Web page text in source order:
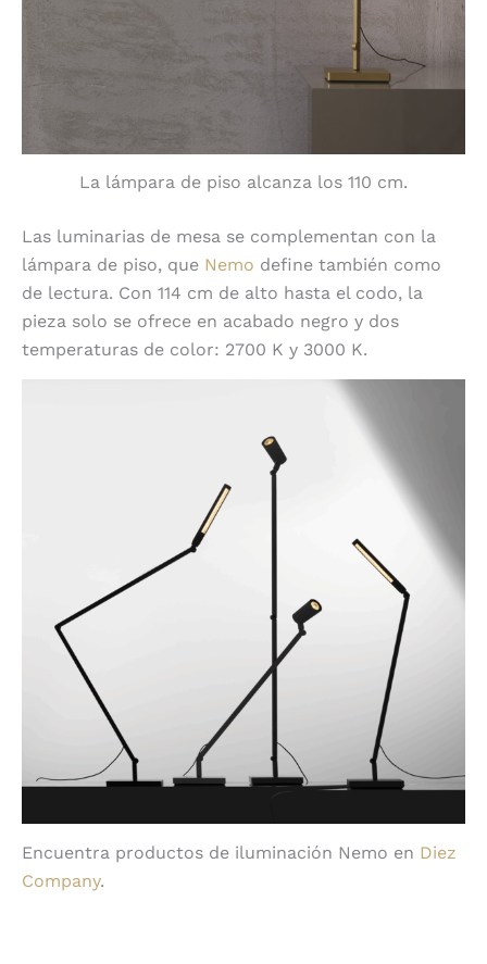
La lámpara de piso alcanza los 110 cm.
Las luminarias de mesa se complementan con la
lámpara de piso, que Nemo define también como
de lectura. Con 114 cm de alto hasta el codo, la
pieza solo se ofrece en acabado negro y dos
temperaturas de color: 2700 K y 3000 K.
Encuentra productos de iluminación Nemo en Diez
Company.